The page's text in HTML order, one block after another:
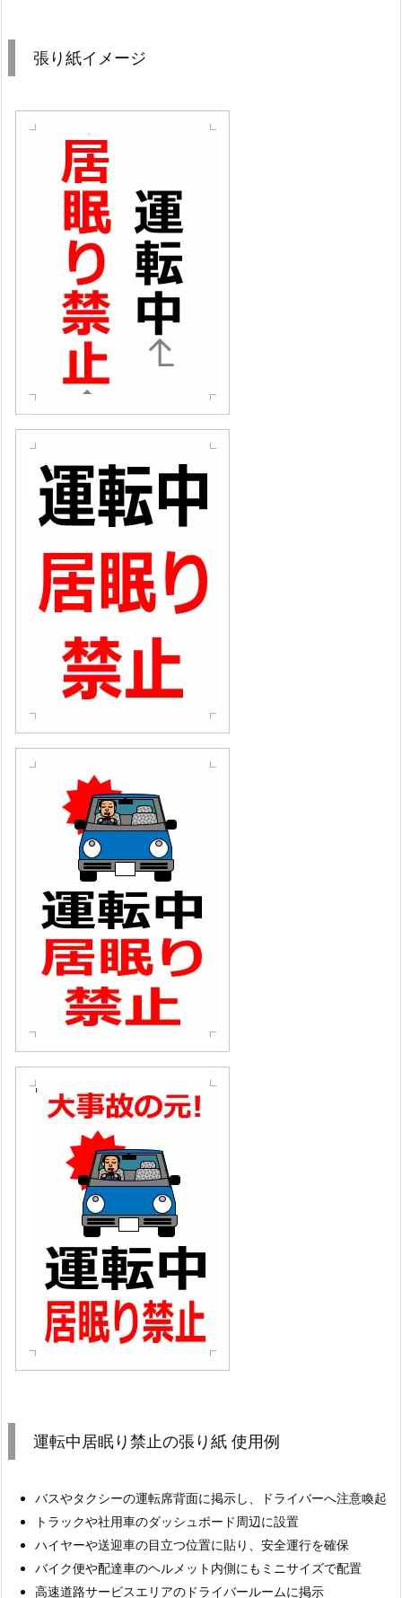
張り紙イメージ
運転中居眠り禁止の張り紙 使用例
バスやタクシーの運転席背面に掲示し、ドライバーへ注意喚起
トラックや社用車のダッシュボード周辺に設置
ハイヤーや送迎車の目立つ位置に貼り、安全運行を確保
バイク便や配達車のヘルメット内側にもミニサイズで配置
高速道路サービスエリアのドライバールームに掲示